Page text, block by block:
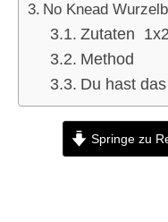
No Knead
Zutaten
Method
Du hast
Springe zu